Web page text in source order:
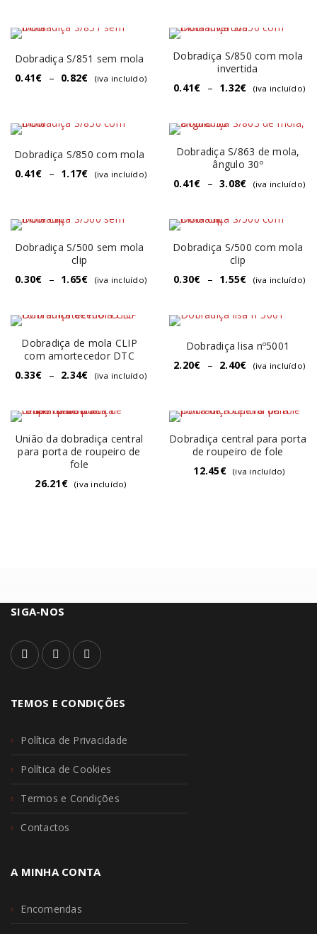
Dobradiça S/851 sem mola
0.41€ – 0.82€ (iva incluído)
Dobradiça S/850 com mola
invertida
0.41€ – 1.32€ (iva incluído)
Dobradiça S/850 com mola
0.41€ – 1.17€ (iva incluído)
Dobradiça S/863 de mola,
ângulo 30º
0.41€ – 3.08€ (iva incluído)
Dobradiça S/500 sem mola
clip
0.30€ – 1.65€ (iva incluído)
Dobradiça S/500 com mola
clip
0.30€ – 1.55€ (iva incluído)
Dobradiça de mola CLIP
com amortecedor DTC
0.33€ – 2.34€ (iva incluído)
Dobradiça lisa nº5001
2.20€ – 2.40€ (iva incluído)
União da dobradiça central
para porta de roupeiro de
fole
26.21€ (iva incluído)
Dobradiça central para porta
de roupeiro de fole
12.45€ (iva incluído)
SIGA-NOS
TEMOS E CONDIÇÕES
Política de Privacidade
Política de Cookies
Termos e Condições
Contactos
A MINHA CONTA
Encomendas